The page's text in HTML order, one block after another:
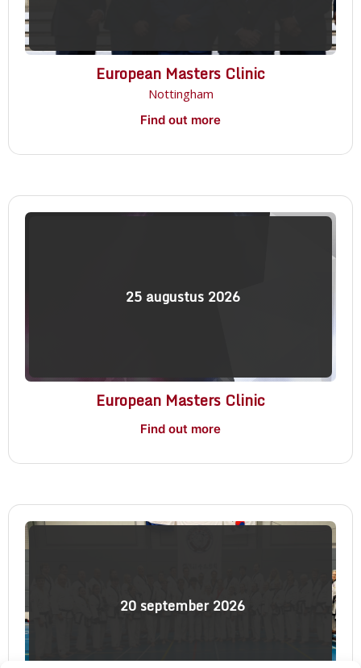
European Masters Clinic
Nottingham
Find out more
25 augustus 2026
European Masters Clinic
Find out more
20 september 2026